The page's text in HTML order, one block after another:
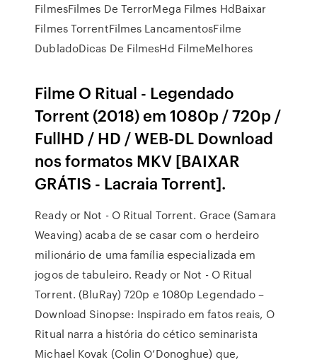
FilmesFilmes De TerrorMega Filmes HdBaixar
Filmes TorrentFilmes LancamentosFilme
DubladoDicas De FilmesHd FilmeMelhores
Filme O Ritual - Legendado
Torrent (2018) em 1080p / 720p /
FullHD / HD / WEB-DL Download
nos formatos MKV [BAIXAR
GRÁTIS - Lacraia Torrent].
Ready or Not - O Ritual Torrent. Grace (Samara
Weaving) acaba de se casar com o herdeiro
milionário de uma família especializada em
jogos de tabuleiro. Ready or Not - O Ritual
Torrent. (BluRay) 720p e 1080p Legendado –
Download Sinopse: Inspirado em fatos reais, O
Ritual narra a história do cético seminarista
Michael Kovak (Colin O’Donoghue) que,